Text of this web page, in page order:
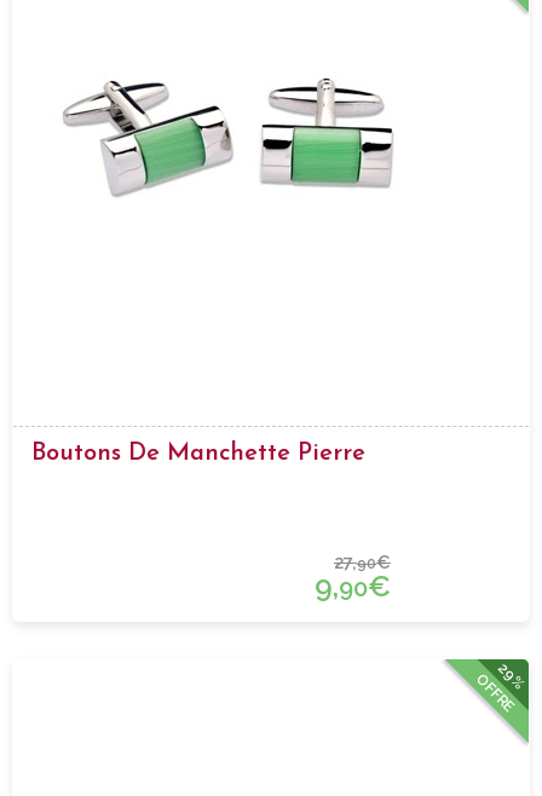
Boutons De Manchette Pierre
27,90€
9,90€
29%
OFFRE